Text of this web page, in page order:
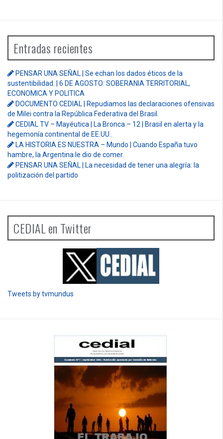
Entradas recientes
PENSAR UNA SEÑAL | Se echan los dados éticos de la
sustentibilidad. | 6 DE AGOSTO: SOBERANIA TERRITORIAL,
ECONOMICA Y POLITICA
DOCUMENTO CEDIAL | Repudiamos las declaraciones ofensivas
de Milei contra la República Federativa del Brasil.
CEDIAL TV – Mayéutica | La Bronca – 12 | Brasil en alerta y la
hegemonía continental de EE.UU..
LA HISTORIA ES NUESTRA – Mundo | Cuando España tuvo
hambre, la Argentina le dio de comer.
PENSAR UNA SEÑAL | La necesidad de tener una alegría: la
politización del partido
CEDIAL en Twitter
Tweets by tvmundus